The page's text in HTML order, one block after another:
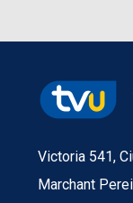
Victoria 541,
Marchant